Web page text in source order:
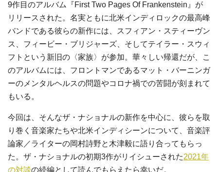
9作目のアルバム『First Two Pages Of Frankenstein』が
リリースされた。名実ともに北米インディロックの最高峰
バンドである彼らの新作には、スフィアン・スティーヴン
ス、フィービー・ブリジャーズ、そしてテイラー・スウィ
フトという新旧の〈家族〉が参加。華々しい帰還だが、こ
のアルバムには、フロントマンであるマット・バーニンガ
ーのメンタルヘルスの問題やコロナ禍での苦闘が刻まれて
もいる。
今回は、そんなザ・ナショナルの新作を中心に、彼らを取
り巻く音楽家たちや北米インディシーンについて、音楽評
論家／ライターの岡村詩野と木津毅に語り合ってもらっ
た。ザ・ナショナルの初期3作がリイシューされた2021年
の対談の続編として読んでもらえたら幸いだ。